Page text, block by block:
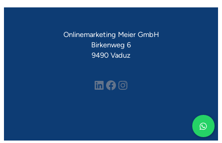
Onlinemarketing Meier GmbH
Birkenweg 6
9490 Vaduz
LinkedIn Facebook Instagram